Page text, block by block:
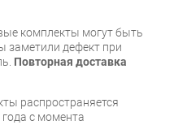
комплекты могут быть
заметили дефект при
Повторная доставка
распространяется
с момента